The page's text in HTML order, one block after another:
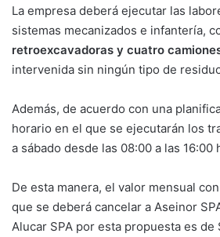
La empresa deberá ejecutar las
sistemas mecanizados e infantería,
retroexcavadoras y cuatro
intervenida sin ningún tipo de
Además, de acuerdo con una
horario en el que se ejecutarán los
a sábado desde las 08:00 a las 16:00
De esta manera, el valor mensual
que se deberá cancelar a Aseinor
Alucar SPA por esta propuesta es